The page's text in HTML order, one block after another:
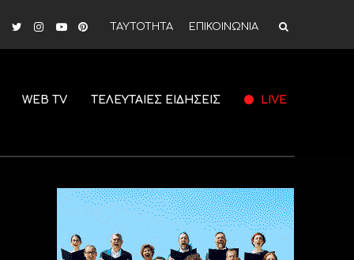
ΤΑΥΤΟΤΗΤΑ ΕΠΙΚΟΙΝΩΝΙΑ
WEB TV ΤΕΛΕΥΤΑΙΕΣ ΕΙΔΗΣΕΙΣ LIVE